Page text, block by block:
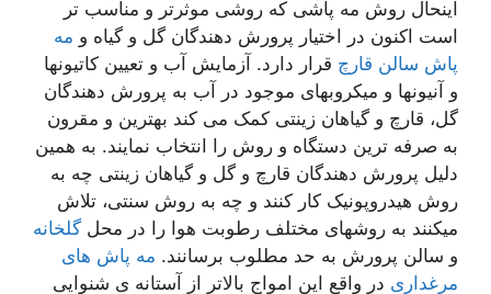
اینحال روش مه پاشی که روشی موثرتر و مناسب تر
است اکنون در اختیار پرورش دهندگان گل و گیاه و مه
پاش سالن قارچ قرار دارد. آزمایش آب و تعیین کاتیونها
و آنیونها و میکروبهای موجود در آب به پرورش دهندگان
گل، قارچ و گیاهان زینتی کمک می کند بهترین و مقرون
به صرفه ترین دستگاه و روش را انتخاب نمایند. به همین
دلیل پرورش دهندگان قارچ و گل و گیاهان زینتی چه به
روش هیدروپونیک کار کنند و چه به روش سنتی، تلاش
میکنند به روشهای مختلف رطوبت هوا را در محل گلخانه
و سالن پرورش به حد مطلوب برسانند. مه پاش های
مرغداری در واقع این امواج بالاتر از آستانه ی شنوایی